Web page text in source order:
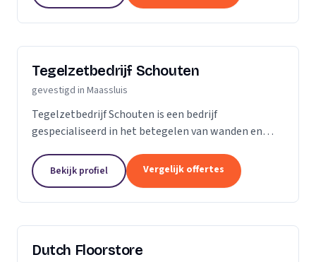
Tegelzetbedrijf Schouten
gevestigd in Maassluis
Tegelzetbedrijf Schouten is een bedrijf
gespecialiseerd in het betegelen van wanden en
bedrijven als particulieren. Nieuwbouw- of
renovatieprojecten,...
Bekijk profiel Vergelijk offertes
Dutch Floorstore